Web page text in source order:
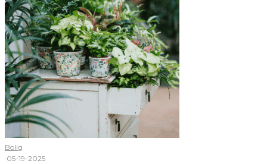
Bolig
·05-19-2025